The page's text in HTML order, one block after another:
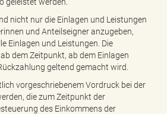
nicht nur die Einlagen und Leistungen
und Anteilseigner anzugeben,
Einlagen und Leistungen. Die
dem Zeitpunkt, ab dem Einlagen
geltend gemacht wird.
vorgeschriebenem Vordruck bei der
die zum Zeitpunkt der
des Einkommens der